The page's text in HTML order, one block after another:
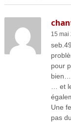
15 mai
pour
bien…
… et
Une
pas